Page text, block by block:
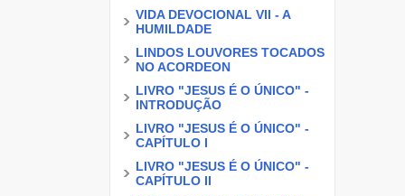
VIDA DEVOCIONAL VII - A
HUMILDADE
LINDOS LOUVORES TOCADOS
NO ACORDEON
LIVRO "JESUS É O ÚNICO" -
INTRODUÇÃO
LIVRO "JESUS É O ÚNICO" -
CAPÍTULO I
LIVRO "JESUS É O ÚNICO" -
CAPÍTULO II